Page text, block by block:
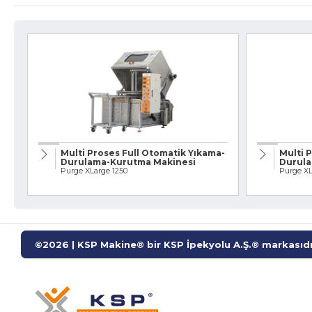
» Diğer Makine ve Ekipmanlar
Tüm hakkı saklıdır. Sitemizde kullanılan tüm içerik ve görseller
KSP Machine'a ait olup izinsiz kullanımı hukuki yaptırıma tabidir.
Multi Proses Full Otomatik Yıkama-
Durulama-Kurutma Makinesi
Purge XLarge 1250
Multi
Purge
©2026 | KSP Makine® bir KSP İpekyolu A.Ş.®